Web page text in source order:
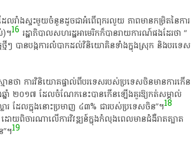
ែល​រាំងស្ទះ​មួយ​ចំនួន​ដូច​ជា​អំពើ​ពុក​រលួយ​ ភាព​មាន​កម្រិត​នៃ​ការ​
​)​។​16 រដ្ឋាភិបាល​សហរដ្ឋអាមេរិក​ក៏​បាន​រាយការណ៍​ផង​ដែរ​ថា​ “​
ៗ​ បាន​បង្ក​ការ​លំបាក​ដល់​វិនិយោគិន​ទាំង​ក្នុងស្រុក​ និង​បរទេស​
ថា​ ការ​វិនិយោគ​ផ្ទាល់​ពី​បរទេស​របស់​ប្រទេស​ចិន​មានការ​កើន
នាំ​ ២០១៧​ ដែល​ចំណែក​នេះ​បាន​កើនឡើង​គួរ​ឱ្យ​កត់សម្គាល់​
រ​ ដែល​ក្នុង​នោះ​ប្រមាញ​ ៤៣%​ ជា​របស់​ប្រទេស​ចិន​”​។18
យ​ពិចារណា​លើ​ការ​វិវឌ្ឍន៍​ក្នុង​កំលុង​ពេល​មាន​ជំងឺ​រាតត្បាត​
។​19